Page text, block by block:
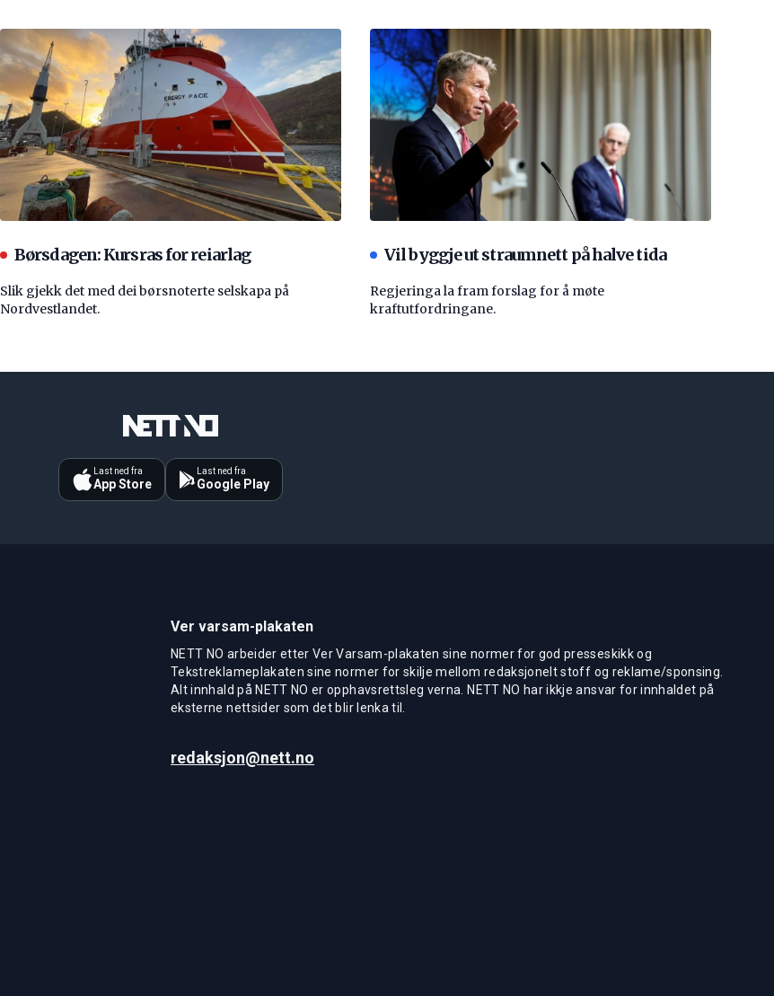
Børsdagen: Kursras for reiarlag
Slik gjekk det med dei børsnoterte selskapa på
Nordvestlandet.
Vil byggje ut straumnett på halve tida
Regjeringa la fram forslag for å møte
kraftutfordringane.
Last ned fra
App Store
Last ned fra
Google Play
Ver varsam-plakaten
NETT NO arbeider etter Ver Varsam-plakaten sine normer for god presseskikk og
Tekstreklameplakaten sine normer for skilje mellom redaksjonelt stoff og reklame/sponsing.
Alt innhald på NETT NO er opphavsrettsleg verna. NETT NO har ikkje ansvar for innhaldet på
eksterne nettsider som det blir lenka til.
redaksjon@nett.no